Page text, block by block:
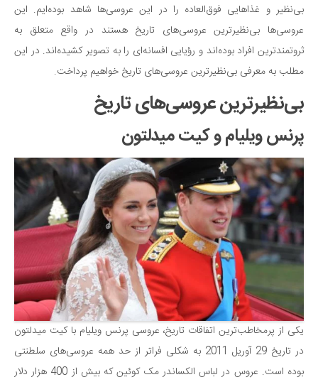
بیماری و درمان
کودک و مادر
ورزش و تندرستی
روانشناسی
مراکز پزشکی و دارویی
فرهنگ و هنر
سینما و تئاتر
تلویزیون
موسیقی
چهره‌ها
عکاسی و هنرهای تجسمی
کتاب و کتاب‌خوانی
تاریخ
معماری
علمی
فناوری‌ها
بی‌نظیر و غذاهایی فوق‌العاده را در این عروسی‌ها شاهد بوده‌ایم. این
عروسی‌ها بی‌نظیرترین عروسی‌های تاریخ هستند در واقع متعلق به
ثروتمندترین افراد بوده‌اند و رؤیایی افسانه‌ای را به تصویر کشیده‌اند. در این
مطلب به معرفی بی‌نظیرترین عروسی‌های تاریخ خواهیم پرداخت.
بی‌نظیرترین عروسی‌های تاریخ
پرنس ویلیام و کیت میدلتون
یکی از پرمخاطب‌ترین اتفاقات تاریخ، عروسی پرنس ویلیام با کیت میدلتون
در تاریخ 29 آوریل 2011 به شکلی فراتر از حد همه عروسی‌های سلطنتی
بوده است. عروس در لباس الکساندر مک کوئین که بیش از 400 هزار دلار